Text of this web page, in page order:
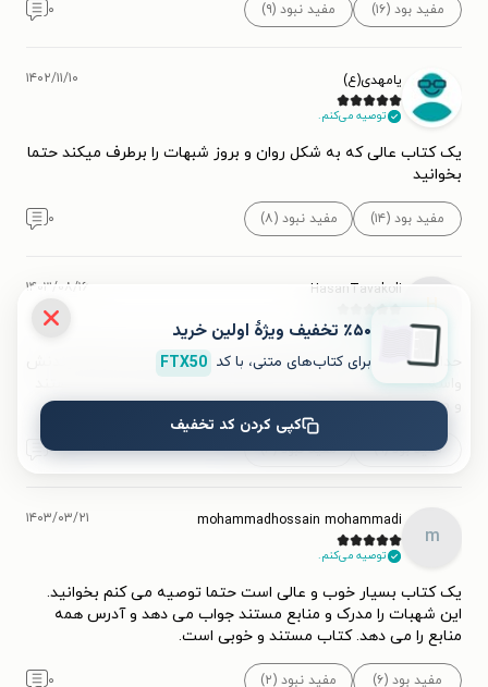
مفید بود (۱۶) مفید نبود (۹) ۰
یامهدی(ع)
توصیه می‌کنم.
۱۴۰۲/۱۱/۱۰
یک کتاب عالی که به شکل روان و بروز شبهات را برطرف میکند حتما
بخوانید
مفید بود (۱۴) مفید نبود (۸) ۰
HasanTavakoli
توصیه می‌کنم.
۱۴۰۳/۰۸/۱۶
حداقل‌های حقانیت نظام کشورمون رو ثابت میکنه و بنظرم خوندنش
واسه هر کسی واجبه...چون به شبهه های رایج خیلی خوب و مستند
و مستدل جواب داده
مفید بود (۹) مفید نبود (۴) ۰
m
mohammadhossain mohammadi
توصیه می‌کنم.
۱۴۰۳/۰۳/۲۱
یک کتاب بسیار خوب و عالی است حتما توصیه می کنم بخوانید.
این شهبات را مدرک و منابع مستند جواب می دهد و آدرس همه
منابع را می دهد. کتاب مستند و خوبی است.
مفید بود (۶) مفید نبود (۲) ۰
٪۵۰ تخفیف ویژۀ اولین خرید
برای کتاب‌های متنی، با کد FTX50
کپی کردن کد تخفیف